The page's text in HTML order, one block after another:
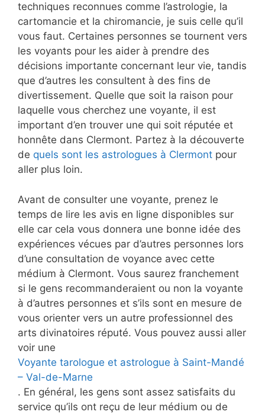
techniques reconnues comme l’astrologie, la
cartomancie et la chiromancie, je suis celle qu’il
vous faut. Certaines personnes se tournent vers
les voyants pour les aider à prendre des
décisions importante concernant leur vie, tandis
que d’autres les consultent à des fins de
divertissement. Quelle que soit la raison pour
laquelle vous cherchez une voyante, il est
important d’en trouver une qui soit réputée et
honnête dans Clermont. Partez à la découverte
de quels sont les astrologues à Clermont pour
aller plus loin.
Avant de consulter une voyante, prenez le
temps de lire les avis en ligne disponibles sur
elle car cela vous donnera une bonne idée des
expériences vécues par d’autres personnes lors
d’une consultation de voyance avec cette
médium à Clermont. Vous saurez franchement
si le gens recommanderaient ou non la voyante
à d’autres personnes et s’ils sont en mesure de
vous orienter vers un autre professionnel des
arts divinatoires réputé. Vous pouvez aussi aller
voir une
Voyante tarologue et astrologue à Saint-Mandé
– Val-de-Marne
. En général, les gens sont assez satisfaits du
service qu’ils ont reçu de leur médium ou de